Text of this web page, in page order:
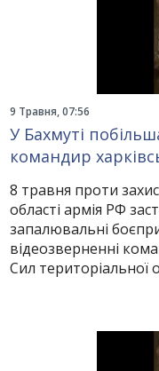
9 Травня, 07:56
У Бахмуті
командир
8 травня проти
області армія РФ
запалювальні
відеозверненні
Сил